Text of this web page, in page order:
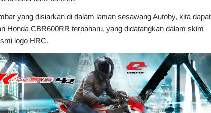
yang disiarkan di dalam laman sesawang Autoby, kita dapat
Honda CBR600RR terbaharu, yang didatangkan dalam skim
logo HRC.